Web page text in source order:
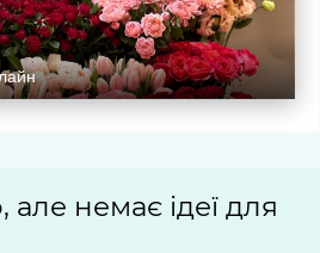
але немає ідеї для